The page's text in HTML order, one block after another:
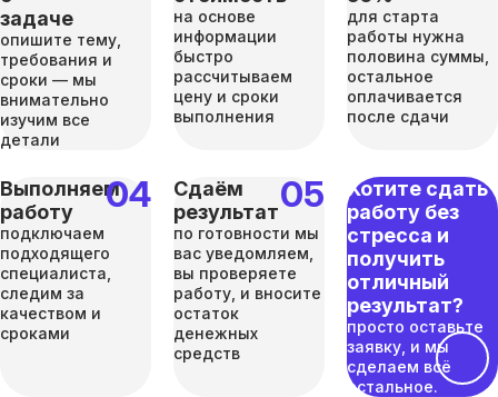
задаче
опишите тему,
требования и
сроки — мы
внимательно
изучим все
детали
на основе
информации
быстро
рассчитываем
цену и сроки
выполнения
для старта
работы нужна
половина суммы,
остальное
оплачивается
после сдачи
Выполняем
работу
подключаем
подходящего
специалиста,
следим за
качеством и
сроками
Сдаём
результат
по готовности мы
вас уведомляем,
вы проверяете
работу, и вносите
остаток
денежных
средств
Хотите сдать
работу без
стресса и
получить
отличный
результат?
просто оставьте
заявку, и мы
сделаем всё
остальное.